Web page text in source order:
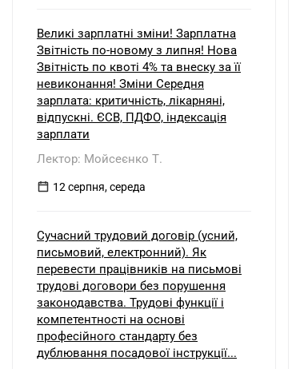
Великі зарплатні зміни! Зарплатна
Звітність по-новому з липня! Нова
Звітність по квоті 4% та внеску за її
невиконання! Зміни Середня
зарплата: критичність, лікарняні,
відпускні. ЄСВ, ПДФО, індексація
зарплати
Лектор: Мойсеєнко Т.
12 серпня, середа
Сучасний трудовий договір (усний,
письмовий, електронний). Як
перевести працівників на письмові
трудові договори без порушення
законодавства. Трудові функції і
компетентності на основі
професійного стандарту без
дублювання посадової інструкції...